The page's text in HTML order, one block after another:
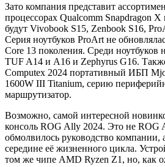
Зато компания представит
процессорах Qualcomm Snapdragon
будут Vivobook S15, Zenbook S16,
Серия ноутбуков ProArt не
Core 13 поколения. Среди ноутбуков
TUF A14 и A16 и Zephyrus G16.
Computex 2024 портативный ИБП
1600W III Titanium, серию
маршрутизатор.
Возможно, самой интересной
консоль ROG Ally 2024. Это не ROG
обмолвилось руководство компании,
середине её жизненного цикла.
том же чипе AMD Ryzen Z1, но, как